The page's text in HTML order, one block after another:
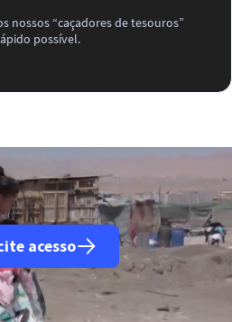
nossos “caçadores de tesouros”
possível.
acesso